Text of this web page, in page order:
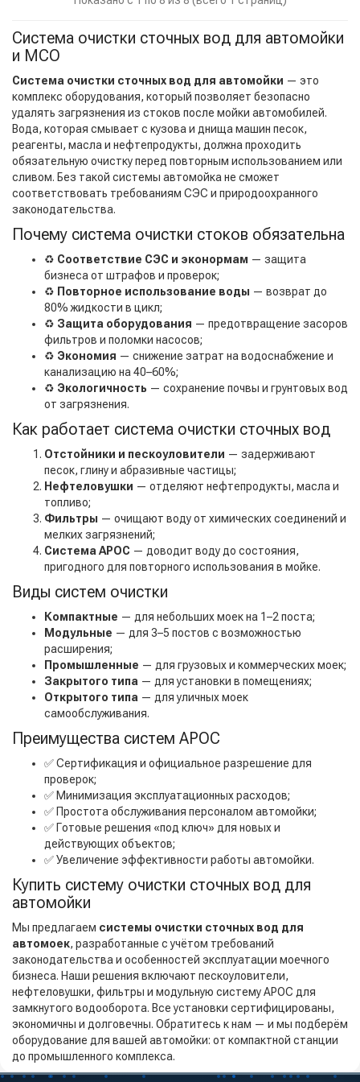
Система очистки сточных вод для автомойки
и МСО
Система очистки сточных вод для автомойки — это
комплекс оборудования, который позволяет безопасно
удалять загрязнения из стоков после мойки автомобилей.
Вода, которая смывает с кузова и днища машин песок,
реагенты, масла и нефтепродукты, должна проходить
обязательную очистку перед повторным использованием или
сливом. Без такой системы автомойка не сможет
соответствовать требованиям СЭС и природоохранного
законодательства.
Почему система очистки стоков обязательна
♻️ Соответствие СЭС и эконормам — защита
бизнеса от штрафов и проверок;
♻️ Повторное использование воды — возврат до
80% жидкости в цикл;
♻️ Защита оборудования — предотвращение засоров
фильтров и поломки насосов;
♻️ Экономия — снижение затрат на водоснабжение и
канализацию на 40–60%;
♻️ Экологичность — сохранение почвы и грунтовых вод
от загрязнения.
Как работает система очистки сточных вод
Отстойники и пескоуловители — задерживают
песок, глину и абразивные частицы;
Нефтеловушки — отделяют нефтепродукты, масла и
топливо;
Фильтры — очищают воду от химических соединений и
мелких загрязнений;
Система АРОС — доводит воду до состояния,
пригодного для повторного использования в мойке.
Виды систем очистки
Компактные — для небольших моек на 1–2 поста;
Модульные — для 3–5 постов с возможностью
расширения;
Промышленные — для грузовых и коммерческих моек;
Закрытого типа — для установки в помещениях;
Открытого типа — для уличных моек
самообслуживания.
Преимущества систем АРОС
✅ Сертификация и официальное разрешение для
проверок;
✅ Минимизация эксплуатационных расходов;
✅ Простота обслуживания персоналом автомойки;
✅ Готовые решения «под ключ» для новых и
действующих объектов;
✅ Увеличение эффективности работы автомойки.
Купить систему очистки сточных вод для
автомойки
Мы предлагаем системы очистки сточных вод для
автомоек, разработанные с учётом требований
законодательства и особенностей эксплуатации моечного
бизнеса. Наши решения включают пескоуловители,
нефтеловушки, фильтры и модульную систему АРОС для
замкнутого водооборота. Все установки сертифицированы,
экономичны и долговечны. Обратитесь к нам — и мы подберём
оборудование для вашей автомойки: от компактной станции
до промышленного комплекса.